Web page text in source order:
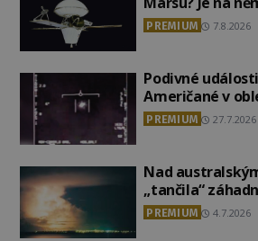
PREMIUM 7.8.2026
Podivné
Američané v
PREMIUM 27.7.2026
Nad
„tančila“
PREMIUM 4.7.2026